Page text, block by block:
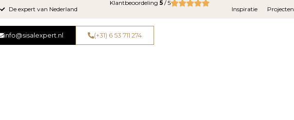
De expert van Nederland
Klantbeoordeling 5 / 5
Inspiratie
Projecten
info@sisalexpert.nl (+31) 6 53 711 274